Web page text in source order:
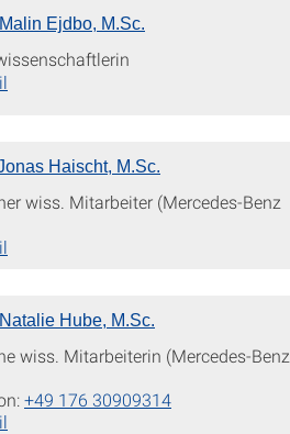
Ejdbo, M.Sc.
Haischt, M.Sc.
wiss. Mitarbeiter (Mercedes-Benz
Hube, M.Sc.
wiss. Mitarbeiterin (Mercedes-Benz
+49 176 30909314